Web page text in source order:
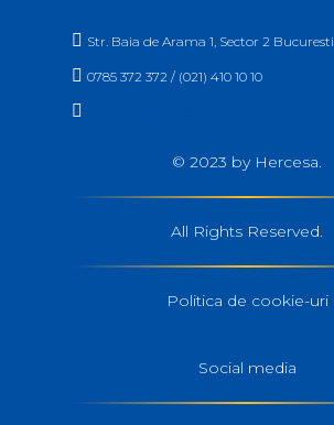
 Str. Baia de Arama 1, Sector 2 Bucuresti
 0785 372 372 / (021) 410 10 10

© 2023 by Hercesa.
All Rights Reserved.
Politica de cookie-uri
Social media